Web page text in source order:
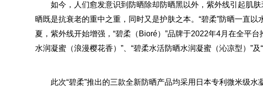
如今，人们愈发意识到防晒除却防晒黑以外，紫外线引起肌
晒既是抗衰老的重中之重，同时又是护肤之本。“碧柔”防晒一直
夏，紫外线开始增强，“碧柔（Bioré）”品牌于2022年4月在全平
水润凝蜜（浪漫樱花香）”、“碧柔水活防晒水润凝蜜（沁凉型）”及
此次“碧柔”推出的三款全新防晒产品均采用日本专利微米级